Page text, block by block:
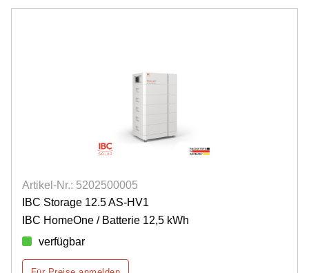
Artikel-Nr.: 5202500005
IBC Storage 12.5 AS-HV1
IBC HomeOne / Batterie 12,5 kWh
verfügbar